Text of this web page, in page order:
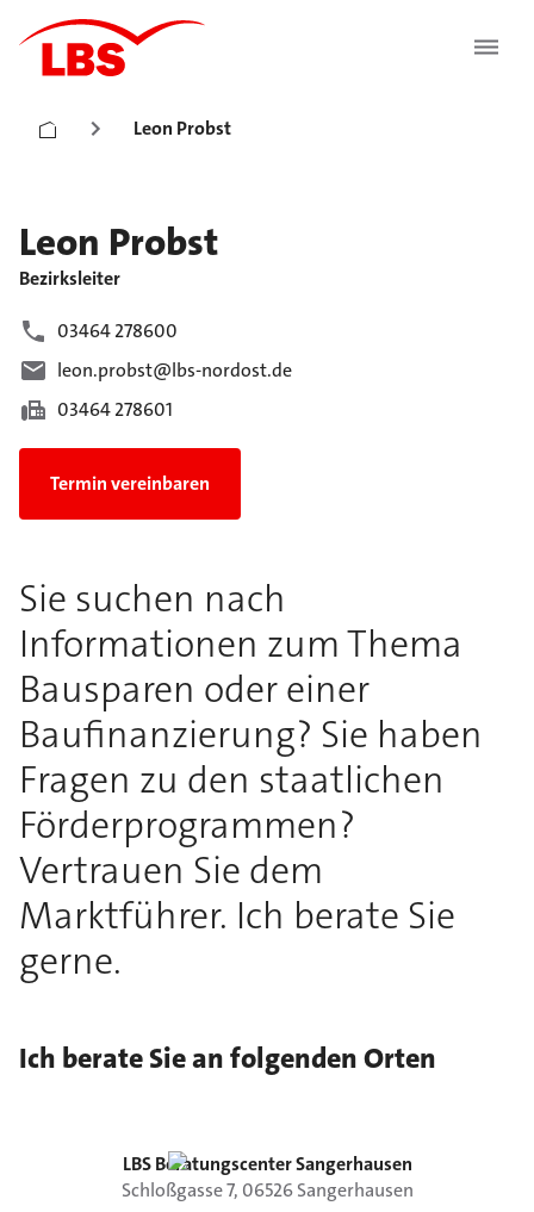
Leon Probst
Leon Probst
Bezirksleiter
03464 278600
leon.probst@lbs-nordost.de
03464 278601
Termin vereinbaren
Sie suchen nach
Informationen zum Thema
Bausparen oder einer
Baufinanzierung? Sie haben
Fragen zu den staatlichen
Förderprogrammen?
Vertrauen Sie dem
Marktführer. Ich berate Sie
gerne.
Ich berate Sie an folgenden Orten
LBS Beratungscenter Sangerhausen
Schloßgasse7, 06526 Sangerhausen